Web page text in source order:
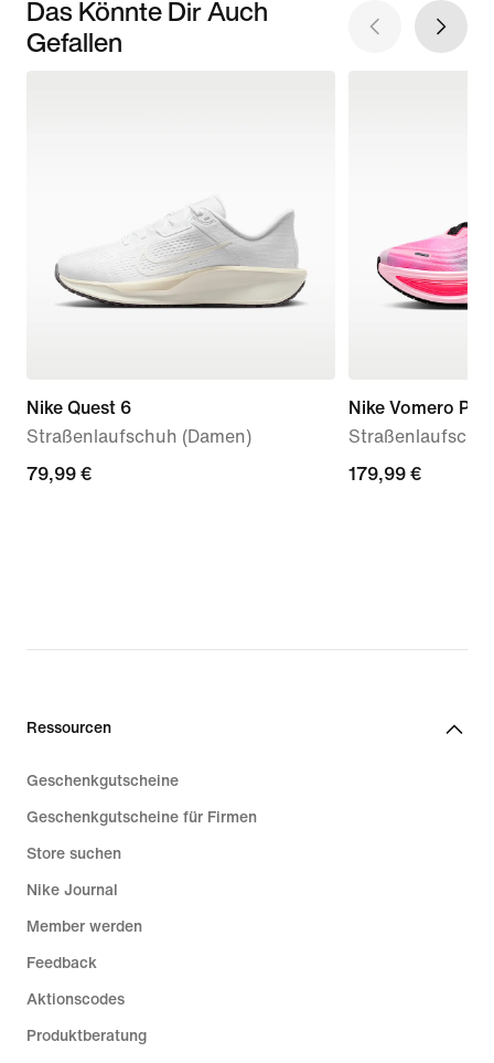
Das Könnte Dir Auch
Gefallen
Nike Quest 6
Straßenlaufschuh (Damen)
79,99 €
79,99 €
Nike Vomero Plus
179,99 €
179,99 €
Ressourcen
Geschenkgutscheine
Geschenkgutscheine für Firmen
Store suchen
Nike Journal
Member werden
Feedback
Aktionscodes
Produktberatung